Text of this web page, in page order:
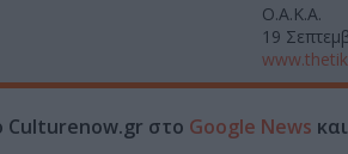
Ο.Α.Κ.Α.
19
Culturenow.gr στο Google News